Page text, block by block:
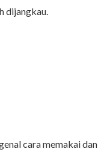
dijangkau.
cara memakai dan